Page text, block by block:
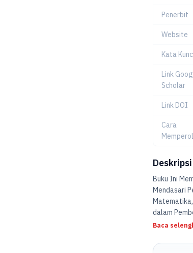
Penerbit
Website
Kata
Link
Scholar
Link DOI
Cara
Deskripsi
Buku Ini
Mendasari
dalam
Matematika
Baca